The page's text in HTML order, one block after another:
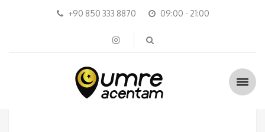
+90 850 333 8870 09:00 - 21:00